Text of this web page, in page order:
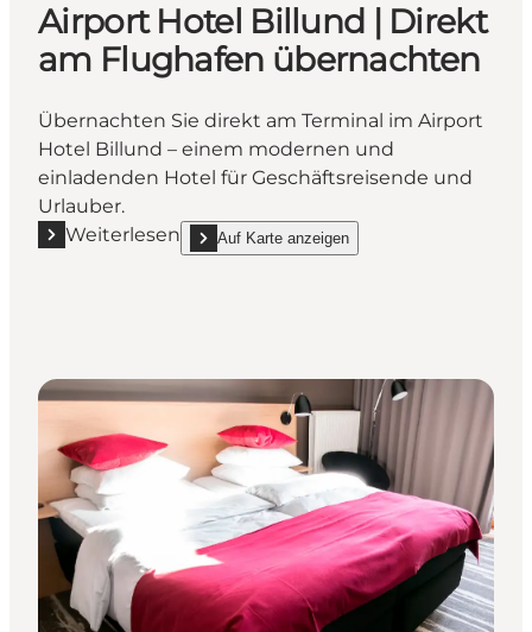
Airport Hotel Billund | Direkt
am Flughafen übernachten
Übernachten Sie direkt am Terminal im Airport
Hotel Billund – einem modernen und
einladenden Hotel für Geschäftsreisende und
Urlauber.
Weiterlesen
Mehr erfahren "Airport Hotel Billund | Direkt am
Auf Karte anzeigen